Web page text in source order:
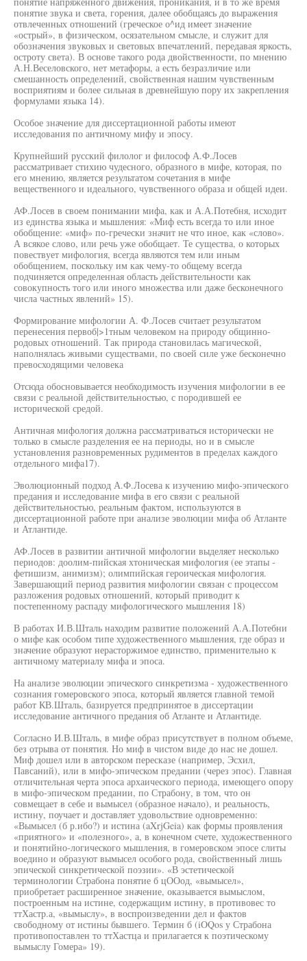
понятие звука и света, горения, далее обобщаясь до выражения
отвлеченных отношений (греческое о^ид имеет значение
«острый», в физическом, осязательном смысле, и служит для
обозначения звуковых и световых впечатлений, передавая яркость,
остроту света). В основе такого рода двойственности, по мнению
А.Н.Веселовского, нет метафоры, а есть безразличие или
смешанность определений, свойственная нашим чувственным
восприятиям и более сильная в древнейшую пору их закрепления
формулами языка 14).
Особое значение для диссертационной работы имеют
исследования по античному мифу и эпосу.
Крупнейший русский филолог и философ А.Ф.Лосев
рассматривает стихию чудесного, образного в мифе, которая, по
его мнению, является результатом сочетания в мифе
вещественного и идеального, чувственного образа и общей идеи.
АФ.Лосев в своем понимании мифа, как и А.А.Потебня, исходит
из единства языка и мышления: «Миф есть всегда то или иное
обобщение: «миф» по-гречески значит не что иное, как «слово».
А всякое слово, или речь уже обобщает. Те существа, о которых
повествует мифология, всегда являются тем или иным
обобщением, поскольку им как чему-то общему всегда
подчиняется определенная область действительности как
совокупность того или иного множества или даже бесконечного
числа частных явлений» 15).
Формирование мифологии А. Ф.Лосев считает результатом
перенесения первоб|>1тным человеком на природу общинно-
родовых отношений. Так природа становилась магической,
наполнялась живыми существами, по своей силе уже бесконечно
превосходящими человека
Отсюда обосновывается необходимость изучения мифологии в ее
связи с реальной действительностью, с породившей ее
исторической средой.
Античная мифология должна рассматриваться исторически не
только в смысле разделения ее на периоды, но и в смысле
установления разновременных рудиментов в пределах каждого
отдельного мифа17).
Эволюционный подход А.Ф.Лосева к изучению мифо-эпического
предания и исследование мифа в его связи с реальной
действительностью, реальным фактом, используются в
диссертационной работе при анализе эволюции мифа об Атланте
и Атлантиде.
АФ.Лосев в развитии античной мифологии выделяет несколько
периодов: доолим-пийская хтоническая мифология (ее этапы -
фетишизм, анимизм); олимпийская героическая мифология.
Завершающий период развития мифологии связан с процессом
разложения родовых отношений, который приводит к
постепенному распаду мифологического мышления 18)
В работах И.В.Шталь находим развитие положений А.А.Потебни
о мифе как особом типе художественного мышления, где образ и
значение образуют нерасторжимое единство, применительно к
античному материалу мифа и эпоса.
На анализе эволюции эпического синкретизма - художественного
сознания гомеровского эпоса, который является главной темой
работ КВ.Шталь, базируется предпринятое в диссертации
исследование античного предания об Атланте и Атлантиде.
Согласно И.В.Шталь, в мифе образ присутствует в полном объеме,
без отрыва от понятия. Но миф в чистом виде до нас не дошел.
Миф дошел или в авторском пересказе (например, Эсхил,
Павсаний), или в мифо-эпическом предании (через эпос). Главная
отличительная черта эпоса архаического периода, имеющего опору
в мифо-эпическом предании, по Страбону, в том, что он
совмещает в себе и вымысел (образное начало), и реальность,
истину, поучает и доставляет удовольствие одновременно:
«Вымысел (б р.ибо?) и истина (aXrjGeia) как формы проявления
«приятного» и «полезного», а, в конечном счете, художественного
и понятийно-логического мышления, в гомеровском эпосе слиты
воедино и образуют вымысел особого рода, свойственный лишь
эпической синкретической поэзии». «В эстетической
терминологии Страбона понятие б цООод, «вымысел»,
приобретает расширенное значение, оказывается вымыслом,
построенным на истине, содержащим истину, в противовес то
ттХастр.а, «вымыслу», в воспроизведении дел и фактов
свободному от истины бывшего. Термин б (iOQos у Страбона
противопоставлен то ттХастца и прилагается к поэтическому
вымыслу Гомера» 19).